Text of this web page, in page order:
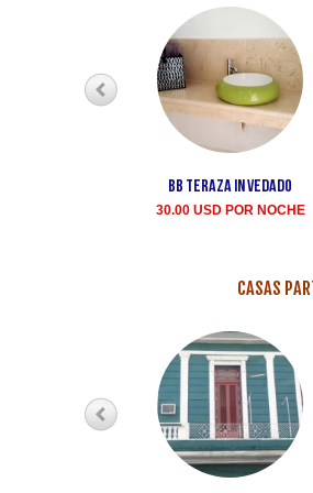
BB teraza in Vedado
30.00 USD POR NOCHE
CASAS